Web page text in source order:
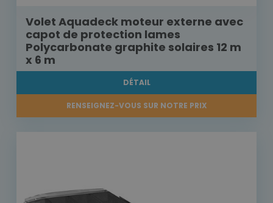
Volet Aquadeck moteur externe avec
capot de protection lames
Polycarbonate graphite solaires 12 m
x 6 m
DÉTAIL
RENSEIGNEZ-VOUS SUR NOTRE PRIX